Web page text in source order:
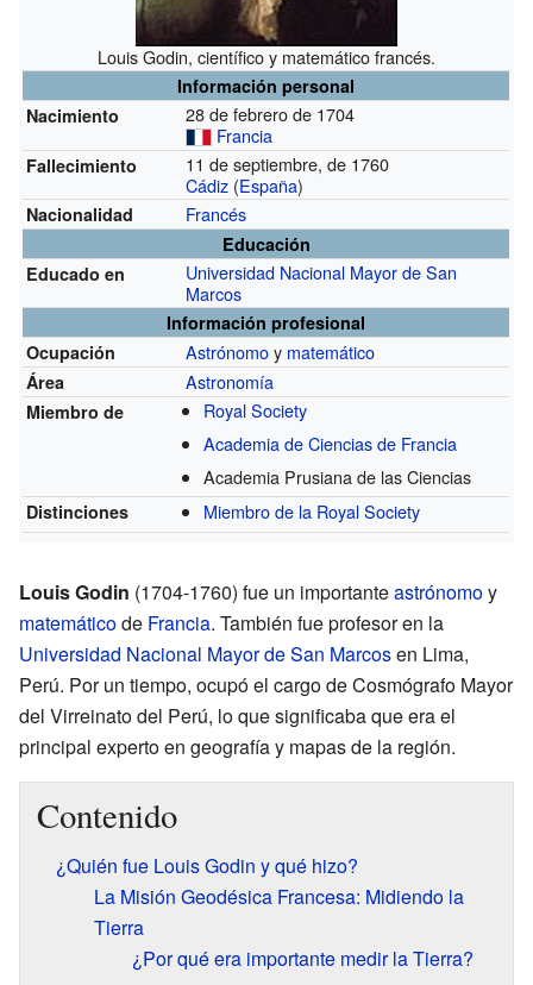
Louis Godin, científico y matemático francés.
Información personal
Nacimiento
28 de febrero de 1704
Francia
Fallecimiento
11 de septiembre, de 1760
Cádiz (España)
Nacionalidad Francés
Educación
Educado en
Universidad Nacional Mayor de San
Marcos
Información profesional
Ocupación
Astrónomoy matemático
Área Astronomía
Miembro de
Royal Society
Academia de Ciencias de Francia
Academia Prusiana de las Ciencias
Distinciones Miembro de la Royal Society
Louis Godin (1704-1760) fue un importanteastrónomoy
matemáticode Francia. También fue profesor en la
Universidad Nacional Mayor de San Marcosen Lima,
Perú. Por un tiempo, ocupó el cargo de Cosmógrafo Mayor
del Virreinato del Perú, lo que significaba que era el
principal experto en geografía y mapas de la región.
Contenido
¿Quién fue Louis Godin y qué hizo?
La Misión Geodésica Francesa: Midiendo la
Tierra
¿Por qué era importante medir la Tierra?